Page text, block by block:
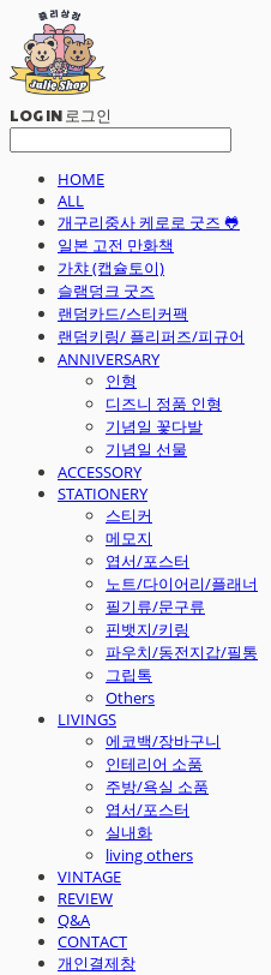
LOG IN로그인
HOME
ALL
개구리중사 케로로 굿즈 🐸
일본 고전 만화책
가챠 (캡슐토이)
슬램덩크 굿즈
랜덤카드/스티커팩
랜덤키링/ 플리퍼즈/피규어
ANNIVERSARY
인형
디즈니 정품 인형
기념일 꽃다발
기념일 선물
ACCESSORY
STATIONERY
스티커
메모지
엽서/포스터
노트/다이어리/플래너
필기류/문구류
핀뱃지/키링
파우치/동전지갑/필통
그립톡
Others
LIVINGS
에코백/장바구니
인테리어 소품
주방/욕실 소품
엽서/포스터
실내화
living others
VINTAGE
REVIEW
Q&A
CONTACT
개인결제창